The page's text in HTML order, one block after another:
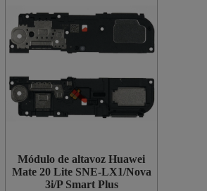
Módulo de altavoz Huawei
Mate 20 Lite SNE-LX1/Nova
3i/P Smart Plus